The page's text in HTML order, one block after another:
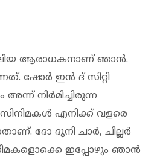
ആരാധകനാണ് ഞാന്‍.
ഷോര്‍ ഇന്‍ ദ് സിറ്റി
നിര്‍മിച്ചിരുന്ന
എനിക്ക് വളരെ
ദോ ദൂനി ചാര്‍, ചില്ലര്‍
ഇപ്പോഴും ഞാന്‍